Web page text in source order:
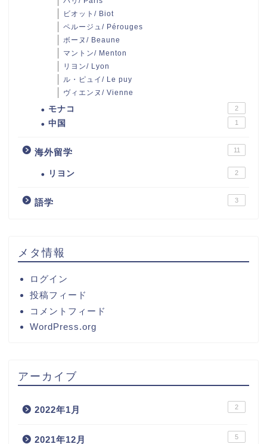
ビオット/ Biot
ペルージュ/ Pérouges
ボーヌ/ Beaune
マントン/ Menton
リヨン/ Lyon
ル・ピュイ/ Le puy
ヴィエンヌ/ Vienne
モナコ 2
中国 1
海外留学 11
リヨン 2
語学 3
メタ情報
ログイン
投稿フィード
コメントフィード
WordPress.org
アーカイブ
2022年1月 2
2021年12月 5